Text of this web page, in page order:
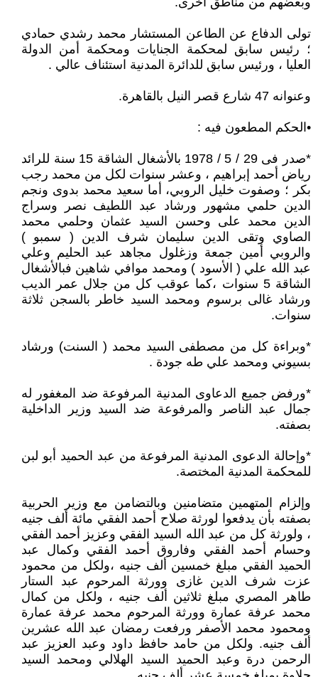
تولى الدفاع عن الطاعن المستشار محمد رشدي حمادي
؛ رئيس سابق لمحكمة الجنايات ومحكمة أمن الدولة
العليا ، ورئيس سابق للدائرة المدنية استئناف عالي .
وعنوانه 47 شارع قصر النيل بالقاهرة.
•الحكم المطعون فيه :
*صدر فى 29 / 5 / 1978 بالأشغال الشاقة 15 سنة للرائد
رياض أحمد إبراهيم ، وعشر سنوات لكل من محمد رجب
بكر ؛ وصفوت خليل الروبي، أما سعيد محمد بدوى ونجم
الدين حلمي مشهور ورشاد عبد اللطيف نصر وسراج
الدين محمد على وحسن السيد عثمان وحلمي محمد
الصاوي وتقى الدين سليمان شرف الدين ( سمبو )
والروبي أمين جمعة وزغلول مجاهد عبد الحليم وعلي
عبد الله علي ( الأسود ) ومحمد موافي شاهين فبالأشغال
الشاقة 5 سنوات ،كما عوقب كل من جلال عمر الديب
ورشاد غالى برسوم ومحمد السيد خاطر بالسجن ثلاثة
سنوات.
*وبراءة كل من مصطفى السيد محمد ( السنت) ورشاد
بسيوني ومحمد علي طه جودة .
*ورفض جميع الدعاوى المدنية المرفوعة ضد المغفور له
جمال عبد الناصر والمرفوعة ضد السيد وزير الداخلية
بصفته.
*وإحالة الدعوى المدنية المرفوعة من عبد الحميد أبو لبن
للمحكمة المدنية المختصة.
وإلزام المتهمين متضامنين وبالتضامن مع وزير الحربية
بصفته بأن يدفعوا لورثة صلاح أحمد الفقي مائة ألف جنيه
، ولورثة كل من عبد الله السيد الفقي وعزيز أحمد الفقي
وحسام أحمد الفقي وفاروق أحمد الفقي وكمال عبد
الحميد الفقي مبلغ خمسين ألف جنيه ،ولكل من محمود
عزت شرف الدين غازى وورثة المرحوم عبد الستار
طاهر المصري مبلغ ثلاثين ألف جنيه ، ولكل من كمال
محمد عرفة عمارة وورثة المرحوم محمد عرفة عمارة
ومحمود محمد الأصفر ورفعت رمضان عبد الله عشرين
ألف جنيه. ولكل من حامد حافظ داود وعبد العزيز عبد
الرحمن درة وعبد الحميد السيد الهلالي ومحمد السيد